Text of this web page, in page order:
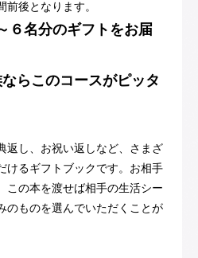
前後となります。
６名分のギフトをお届
らこのコースがピッタ
返し、お祝い返しなど、さまざ
けるギフトブックです。お相手
この本を渡せば相手の生活シー
のものを選んでいただくことが